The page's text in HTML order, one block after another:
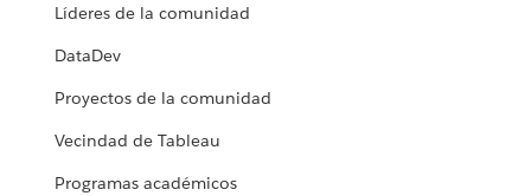
Líderes de la comunidad
DataDev
Proyectos de la comunidad
Vecindad de Tableau
Programas académicos